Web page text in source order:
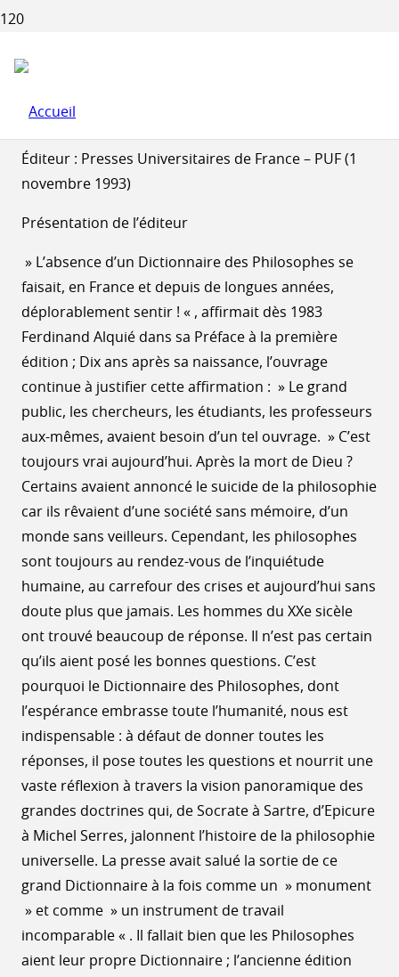
DICTIONNAIRE DES
PHILOSOPHES
Éditeur : Presses Universitaires de France – PUF (1
novembre 1993)
Présentation de l’éditeur
» L’absence d’un Dictionnaire des Philosophes se
faisait, en France et depuis de longues années,
déplorablement sentir ! « , affirmait dès 1983
Ferdinand Alquié dans sa Préface à la première
édition ; Dix ans après sa naissance, l’ouvrage
continue à justifier cette affirmation : » Le grand
public, les chercheurs, les étudiants, les professeurs
aux-mêmes, avaient besoin d’un tel ouvrage. » C’est
toujours vrai aujourd’hui. Après la mort de Dieu ?
Certains avaient annoncé le suicide de la philosophie
car ils rêvaient d’une société sans mémoire, d’un
monde sans veilleurs. Cependant, les philosophes
sont toujours au rendez-vous de l’inquiétude
humaine, au carrefour des crises et aujourd’hui sans
doute plus que jamais. Les hommes du XXe sicèle
ont trouvé beaucoup de réponse. Il n’est pas certain
qu’ils aient posé les bonnes questions. C’est
pourquoi le Dictionnaire des Philosophes, dont
l’espérance embrasse toute l’humanité, nous est
indispensable : à défaut de donner toutes les
réponses, il pose toutes les questions et nourrit une
vaste réflexion à travers la vision panoramique des
grandes doctrines qui, de Socrate à Sartre, d’Epicure
à Michel Serres, jalonnent l’histoire de la philosophie
universelle. La presse avait salué la sortie de ce
grand Dictionnaire à la fois comme un » monument
» et comme » un instrument de travail
incomparable « . Il fallait bien que les Philosophes
aient leur propre Dictionnaire ; l’ancienne édition